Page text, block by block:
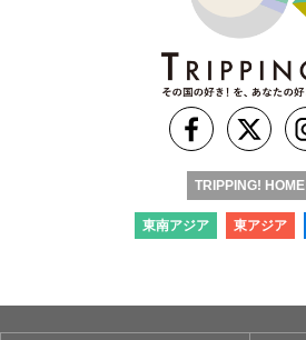
TRIPPING! HOME
東南アジア 東アジア